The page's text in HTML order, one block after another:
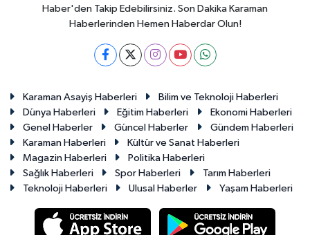
Haber'den Takip Edebilirsiniz. Son Dakika Karaman
Haberlerinden Hemen Haberdar Olun!
Karaman Asayiş Haberleri
Bilim ve Teknoloji Haberleri
Dünya Haberleri
Eğitim Haberleri
Ekonomi Haberleri
Genel Haberler
Güncel Haberler
Gündem Haberleri
Karaman Haberleri
Kültür ve Sanat Haberleri
Magazin Haberleri
Politika Haberleri
Sağlık Haberleri
Spor Haberleri
Tarım Haberleri
Teknoloji Haberleri
Ulusal Haberler Yaşam Haberleri